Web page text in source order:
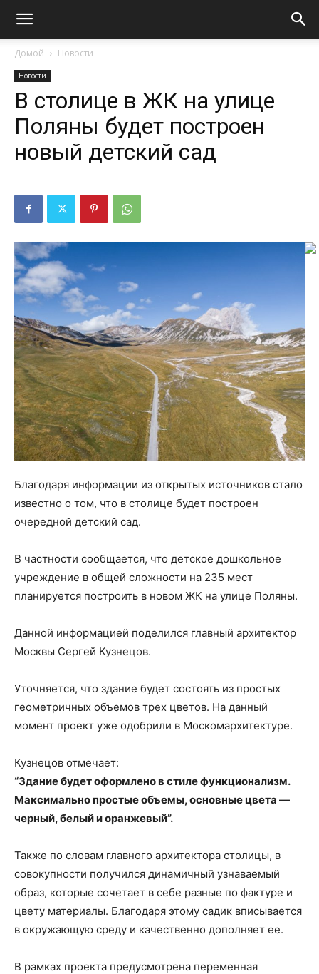
Домой Новости
Новости
В столице в ЖК на улице
Поляны будет построен
новый детский сад
Благодаря информации из открытых источников стало
известно о том, что в столице будет построен
очередной детский сад.
В частности сообщается, что детское дошкольное
учреждение в общей сложности на 235 мест
планируется построить в новом ЖК на улице Поляны.
Данной информацией поделился главный архитектор
Москвы Сергей Кузнецов.
Уточняется, что здание будет состоять из простых
геометричных объемов трех цветов. На данный
момент проект уже одобрили в Москомархитектуре.
Кузнецов отмечает:
“Здание будет оформлено в стиле функционализм.
Максимально простые объемы, основные цвета —
черный, белый и оранжевый”.
Также по словам главного архитектора столицы, в
совокупности получился динамичный узнаваемый
образ, которые сочетает в себе разные по фактуре и
цвету материалы. Благодаря этому садик вписывается
в окружающую среду и качественно дополняет ее.
В рамках проекта предусмотрена переменная